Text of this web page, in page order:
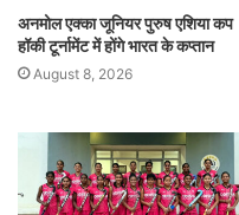
अनमोल एक्का जूनियर पुरुष एशिया कप
हॉकी टूर्नामेंट में होंगे भारत के कप्तान
August 8, 2026